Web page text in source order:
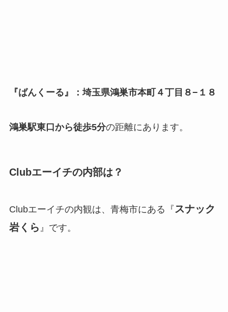
『ばんくーる』：埼玉県鴻巣市本町４丁目８−１８
鴻巣駅東口から徒歩5分の距離にあります。
Clubエーイチの内部は？
Clubエーイチの内観は、青梅市にある『 スナック
岩くら 』です。